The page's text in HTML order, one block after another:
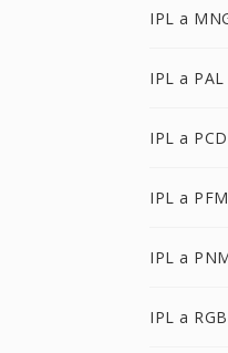
IPL a
IPL a PAL
IPL a PCD
IPL a PFM
IPL a
IPL a RGB